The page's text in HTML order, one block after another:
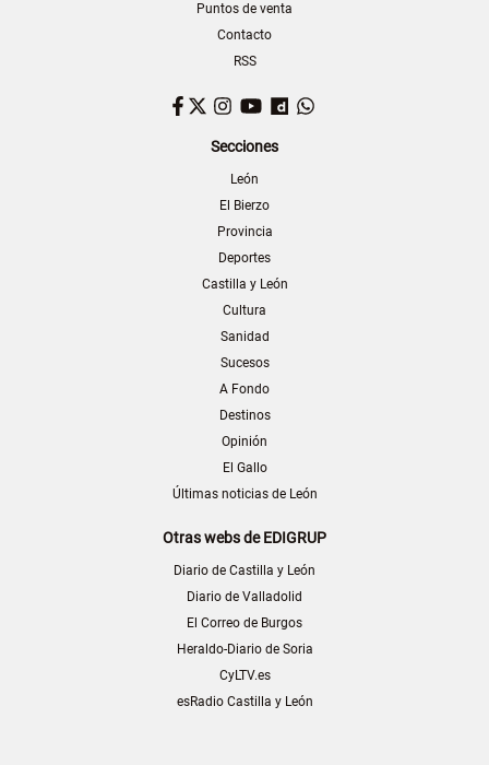
Puntos de venta
Contacto
RSS
Facebook
TwitterInstagram
YouTubeDailymotion
Secciones
León
El Bierzo
Provincia
Deportes
Castilla y León
Cultura
Sanidad
Sucesos
A Fondo
Destinos
Opinión
El Gallo
Últimas noticias de León
Otras webs de EDIGRUP
Diario de Castilla y León
Diario de Valladolid
El Correo de Burgos
Heraldo-Diario de Soria
CyLTV.es
esRadio Castilla y León